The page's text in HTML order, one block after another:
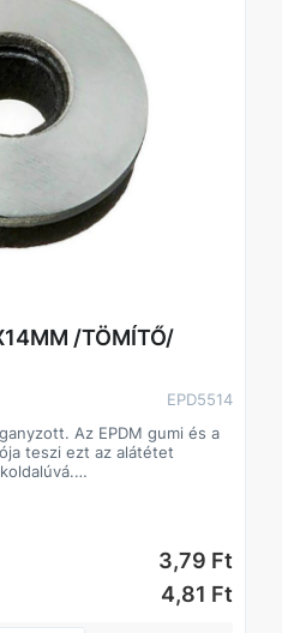
/TÖMÍTŐ/
EPD5514
Az EPDM gumi és a
teszi ezt az alátétet
acél
3,79 Ft
4,81 Ft